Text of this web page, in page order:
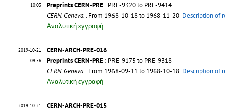
10:03
Preprints CERN-PRE : PRE-9320 to PRE-9414
CERN. Geneva.. From 1968-10-18 to 1968-11-20 Description of
Αναλυτική εγγραφή
2019-10-21
09:56
CERN-ARCH-PRE-016
Preprints CERN-PRE : PRE-9175 to PRE-9318
CERN. Geneva.. From 1968-09-11 to 1968-10-18 Description of
Αναλυτική εγγραφή
2019-10-21
CERN-ARCH-PRE-015